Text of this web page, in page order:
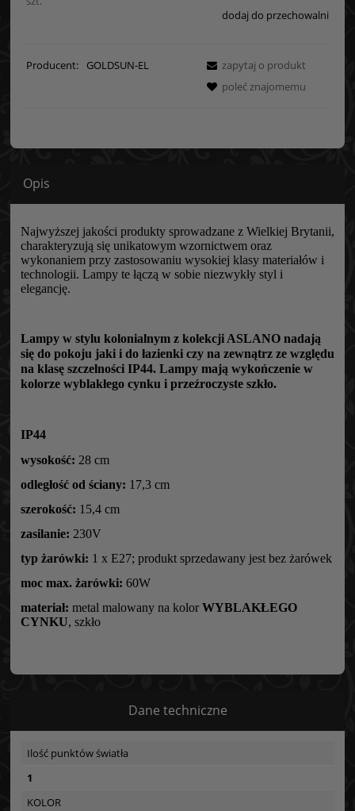
dodaj do przechowalni
Producent: GOLDSUN-EL
zapytaj o produkt
poleć znajomemu
Opis
Najwyższej jakości produkty sprowadzane z Wielkiej Brytanii,
charakteryzują się unikatowym wzornictwem oraz
wykonaniem przy zastosowaniu wysokiej klasy materiałów i
technologii. Lampy te łączą w sobie niezwykły styl i
elegancję.
Lampy w stylu kolonialnym z kolekcji ASLANO nadają
się do pokoju jaki i do łazienki czy na zewnątrz ze względu
na klasę szczelności IP44. Lampy mają wykończenie w
kolorze wyblakłego cynku i przeźroczyste szkło.
IP44
wysokość: 28 cm
odległość od ściany: 17,3 cm
szerokość: 15,4 cm
zasilanie: 230V
typ żarówki: 1 x E27; produkt sprzedawany jest bez żarówek
moc max. żarówki: 60W
materiał: metal malowany na kolor WYBLAKŁEGO
CYNKU, szkło
Dane techniczne
Ilość punktów światła
1
KOLOR